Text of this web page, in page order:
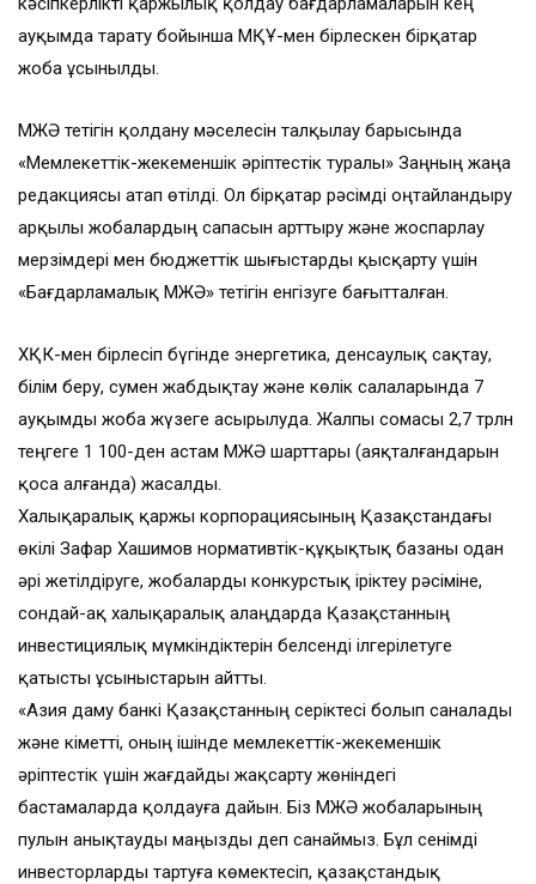
ауқымда тарату бойынша МҚҰ-мен бірлескен бірқатар
жоба ұсынылды.
МЖӘ тетігін қолдану мәселесін талқылау барысында
«Мемлекеттік-жекеменшік әріптестік туралы» Заңның жаңа
редакциясы атап өтілді. Ол бірқатар рәсімді оңтайландыру
арқылы жобалардың сапасын арттыру және жоспарлау
мерзімдері мен бюджеттік шығыстарды қысқарту үшін
«Бағдарламалық МЖӘ» тетігін енгізуге бағытталған.
ХҚК-мен бірлесіп бүгінде энергетика, денсаулық сақтау,
білім беру, сумен жабдықтау және көлік салаларында 7
ауқымды жоба жүзеге асырылуда. Жалпы сомасы 2,7 трлн
теңгеге 1 100-ден астам МЖӘ шарттары (аяқталғандарын
қоса алғанда) жасалды.
Халықаралық қаржы корпорациясының Қазақстандағы
өкілі Зафар Хашимов нормативтік-құқықтық базаны одан
әрі жетілдіруге, жобаларды конкурстық іріктеу рәсіміне,
сондай-ақ халықаралық алаңдарда Қазақстанның
инвестициялық мүмкіндіктерін белсенді ілгерілетуге
қатысты ұсыныстарын айтты.
«Азия даму банкі Қазақстанның серіктесі болып саналады
және Үкіметті, оның ішінде мемлекеттік-жекеменшік
әріптестік үшін жағдайды жақсарту жөніндегі
бастамаларда қолдауға дайын. Біз МЖӘ жобаларының
пулын анықтауды маңызды деп санаймыз. Бұл сенімді
инвесторларды тартуға көмектесіп, қазақстандық